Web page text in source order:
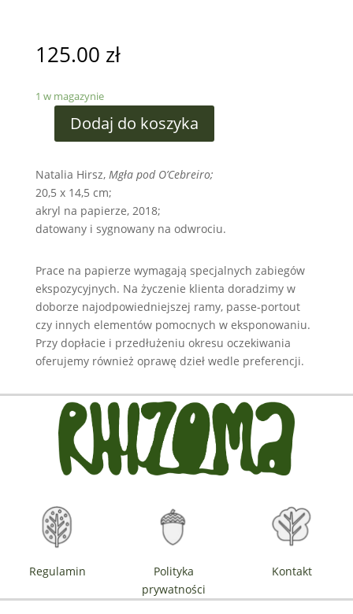
125.00 zł
1 w magazynie
Dodaj do koszyka
Natalia Hirsz, Mgła pod O’Cebreiro;
20,5 x 14,5 cm;
akryl na papierze, 2018;
datowany i sygnowany na odwrociu.
Prace na papierze wymagają specjalnych zabiegów
ekspozycyjnych. Na życzenie klienta doradzimy w
doborze najodpowiedniejszej ramy, passe-portout
czy innych elementów pomocnych w eksponowaniu.
Przy dopłacie i przedłużeniu okresu oczekiwania
oferujemy również oprawę dzieł wedle preferencji.
Regulamin
Polityka
prywatności
Kontakt